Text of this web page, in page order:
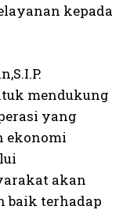
kepada
mendukung
yang
ekonomi
akan
baik terhadap